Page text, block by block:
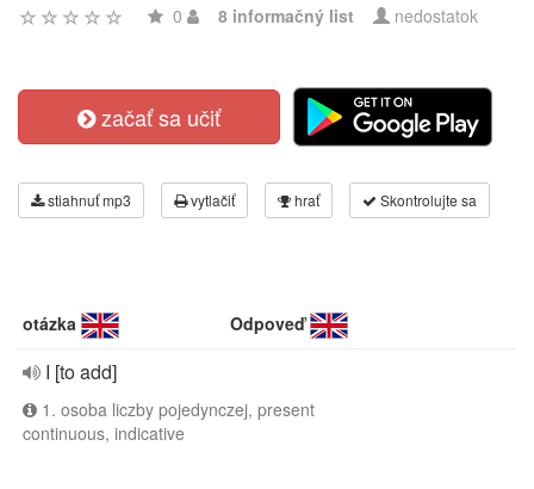
0 8 informačný list nedostatok
začať sa učiť
stiahnuť mp3 vytlačiť hrať Skontrolujte sa
otázka Odpoveď
I [to add]
1. osoba liczby pojedynczej, present
continuous, indicative